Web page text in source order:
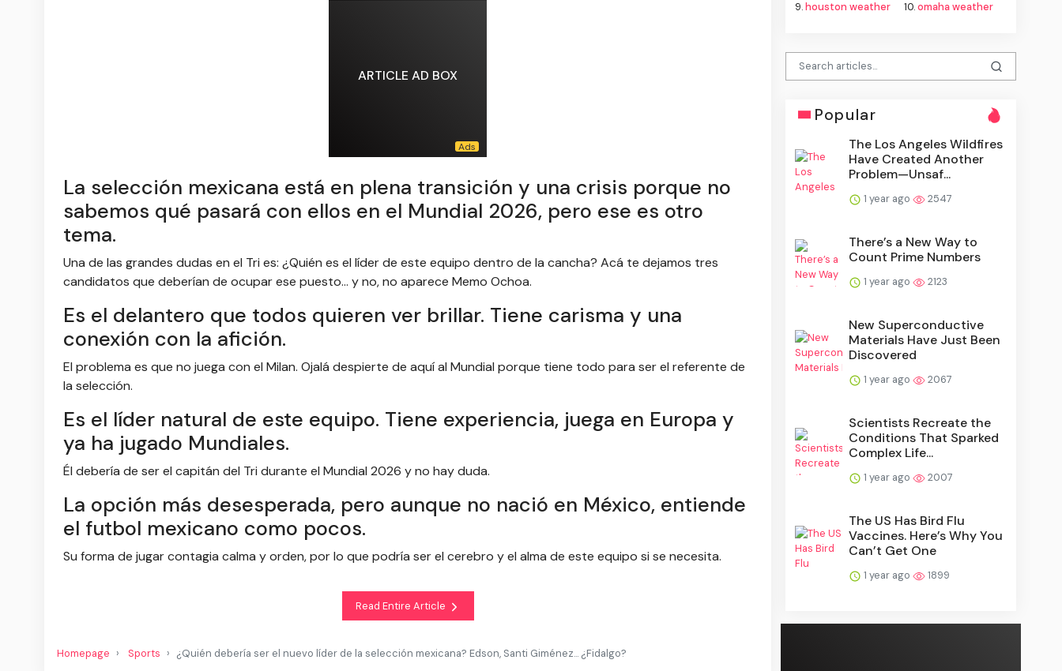
ARTICLE AD BOX
La selección mexicana está en plena transición y una crisis porque no
sabemos qué pasará con ellos en el Mundial 2026, pero ese es otro
tema.
Una de las grandes dudas en el Tri es: ¿Quién es el líder de este equipo dentro de la cancha? Acá te dejamos tres
candidatos que deberían de ocupar ese puesto... y no, no aparece Memo Ochoa.
Es el delantero que todos quieren ver brillar. Tiene carisma y una
conexión con la afición.
El problema es que no juega con el Milan. Ojalá despierte de aquí al Mundial porque tiene todo para ser el referente de
la selección.
Es el líder natural de este equipo. Tiene experiencia, juega en Europa y
ya ha jugado Mundiales.
Él debería de ser el capitán del Tri durante el Mundial 2026 y no hay duda.
La opción más desesperada, pero aunque no nació en México, entiende
el futbol mexicano como pocos.
Su forma de jugar contagia calma y orden, por lo que podría ser el cerebro y el alma de este equipo si se necesita.
Read Entire Article
Homepage Sports ¿Quién debería ser el nuevo líder de la selección mexicana? Edson, Santi Giménez... ¿Fidalgo?
9.houston weather 10.omaha weather
Popular
The Los Angeles Wildfires
Have Created Another
Problem—Unsaf...
1 year ago 2547
There’s a New Way to
Count Prime Numbers
1 year ago 2123
New Superconductive
Materials Have Just Been
Discovered
1 year ago 2067
Scientists Recreate the
Conditions That Sparked
Complex Life...
1 year ago 2007
The US Has Bird Flu
Vaccines. Here’s Why You
Can’t Get One
1 year ago 1899